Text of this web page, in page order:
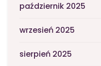
październik 2025
wrzesień 2025
sierpień 2025